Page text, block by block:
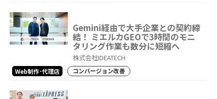
Gemini経由で大手企業との契約締
結！ ミエルカGEOで3時間のモニ
タリング作業も数分に短縮へ
株式会社IDEATECH
Web制作･代理店 コンバージョン改善